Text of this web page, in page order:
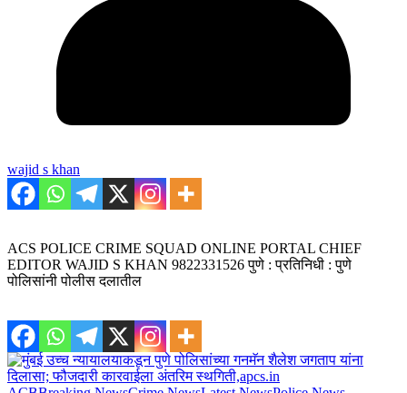
wajid s khan
ACS POLICE CRIME SQUAD ONLINE PORTAL CHIEF
EDITOR WAJID S KHAN 9822331526 पुणे : प्रतिनिधी : पुणे
पोलिसांनी पोलीस दलातील